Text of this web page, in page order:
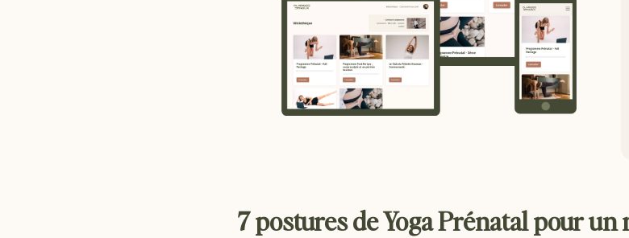
7 postures de Yoga Prénatal pour